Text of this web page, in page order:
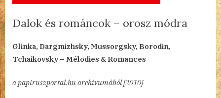
Dalok és románcok – orosz módra
on
és
románcok
orosz
Glinka, Dargmizhsky, Mussorgsky, Borodin,
Tchaikovsky – Mélodies & Romances
a papiruszportal.hu archívumából [2010]